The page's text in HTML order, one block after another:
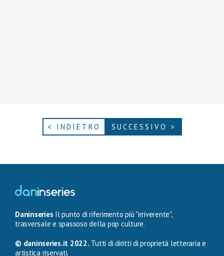
< INDIETRO SUCCESSIVO >
Daninseries Il punto di riferimento più "irriverente",
trasversale e spassoso della pop culture.
© daninseries.it 2022. Tutti di diritti di proprietà letteraria e
artistica riservati.